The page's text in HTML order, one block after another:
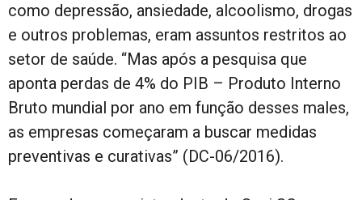
como depressão, ansiedade, alcoolismo, drogas
e outros problemas, eram assuntos restritos ao
setor de saúde. “Mas após a pesquisa que
aponta perdas de 4% do PIB – Produto Interno
Bruto mundial por ano em função desses males,
as empresas começaram a buscar medidas
preventivas e curativas” (DC-06/2016).